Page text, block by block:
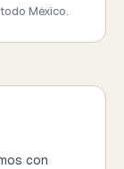
México.
con